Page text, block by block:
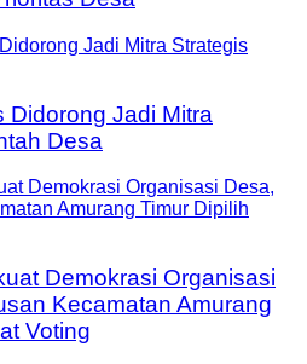
Didorong Jadi Mitra
Desa
Demokrasi Organisasi
Kecamatan Amurang
Voting